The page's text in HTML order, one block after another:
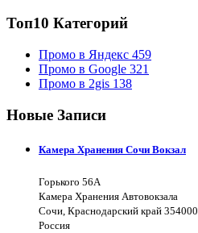
Топ10 Категорий
Промо в Яндекс 459
Промо в Google 321
Промо в 2gis 138
Новые Записи
Камера Хранения Сочи Вокзал
Горького 56А
Камера Хранения Автовокзала
Сочи, Краснодарский край 354000
Россия